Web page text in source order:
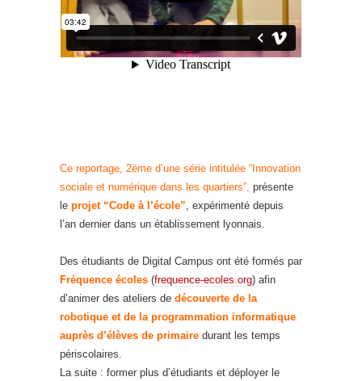
Ce reportage, 2ème d’une série intitulée “Innovation
sociale et numérique dans les quartiers”, présente
le projet “Code à l’école” , expérimenté depuis
l’an dernier dans un établissement lyonnais.
Des étudiants de Digital Campus ont été formés par
Fréquence écoles (frequence-ecoles.org) afin
d’animer des ateliers de découverte de la
robotique et de la programmation informatique
auprès d’élèves de primaire durant les temps
périscolaires.
La suite : former plus d’étudiants et déployer le